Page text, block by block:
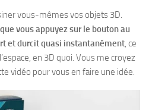
vous-mêmes vos objets 3D.
vous appuyez sur le bouton au
et durcit quasi instantanément, ce
en 3D quoi. Vous me croyez
vidéo pour vous en faire une idée.